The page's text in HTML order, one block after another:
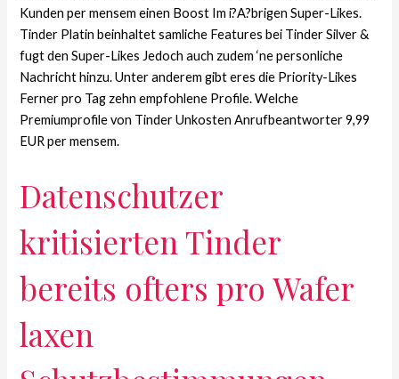
Kunden per mensem einen Boost Im i?A?brigen Super-Likes.
Tinder Platin beinhaltet samliche Features bei Tinder Silver &
fugt den Super-Likes Jedoch auch zudem ‘ne personliche
Nachricht hinzu. Unter anderem gibt eres die Priority-Likes
Ferner pro Tag zehn empfohlene Profile. Welche
Premiumprofile von Tinder Unkosten Anrufbeantworter 9,99
EUR per mensem.
Datenschutzer
kritisierten Tinder
bereits ofters pro Wafer
laxen